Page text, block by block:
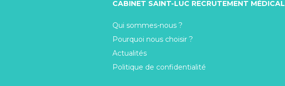
CABINET SAINT-LUC RECRUTEMENT MÉDICAL
Qui sommes-nous ?
Pourquoi nous choisir ?
Actualités
Politique de confidentialité